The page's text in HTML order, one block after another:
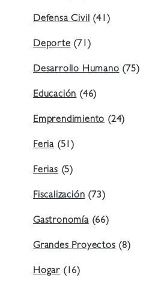
Defensa Civil(41)
Deporte(71)
Desarrollo Humano(75)
Educación(46)
Emprendimiento(24)
Feria (51)
Ferias(5)
Fiscalización(73)
Gastronomía(66)
Grandes Proyectos(8)
Hogar (16)